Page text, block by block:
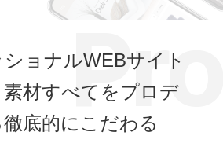
ョナルWEBサイト
材すべてをプロデ
底的にこだわる